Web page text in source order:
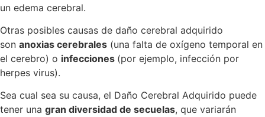
un edema cerebral.
Otras posibles causas de daño cerebral adquirido
son anoxias cerebrales (una falta de oxígeno temporal en
el cerebro) o infecciones (por ejemplo, infección por
herpes virus).
Sea cual sea su causa, el Daño Cerebral Adquirido puede
tener una gran diversidad de secuelas, que variarán